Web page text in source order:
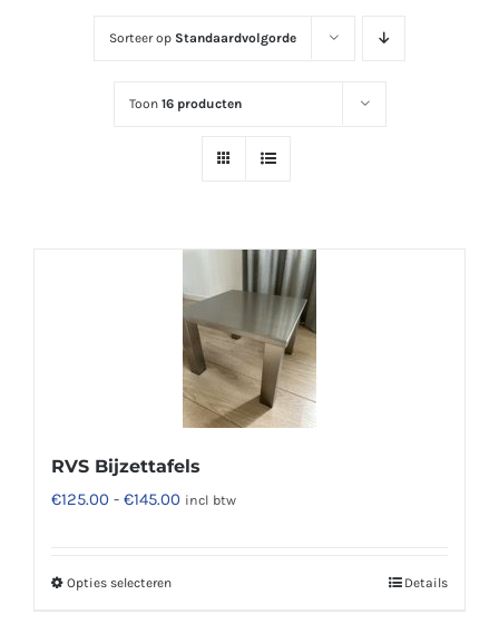
Sorteer op Standaardvolgorde
Toon 16 producten
RVS Bijzettafels
€125.00 - €145.00Prijsklasse:
incl btw
Opties selecterenDit
Details